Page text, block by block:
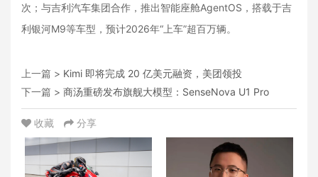
次；与吉利汽车集团合作，推出智能座舱AgentOS，搭载于吉
利银河M9等车型，预计2026年“上车”超百万辆。
上一篇 > Kimi 即将完成 20 亿美元融资，美团领投
下一篇 > 商汤重磅发布旗舰大模型：SenseNova U1 Pro
收藏 分享